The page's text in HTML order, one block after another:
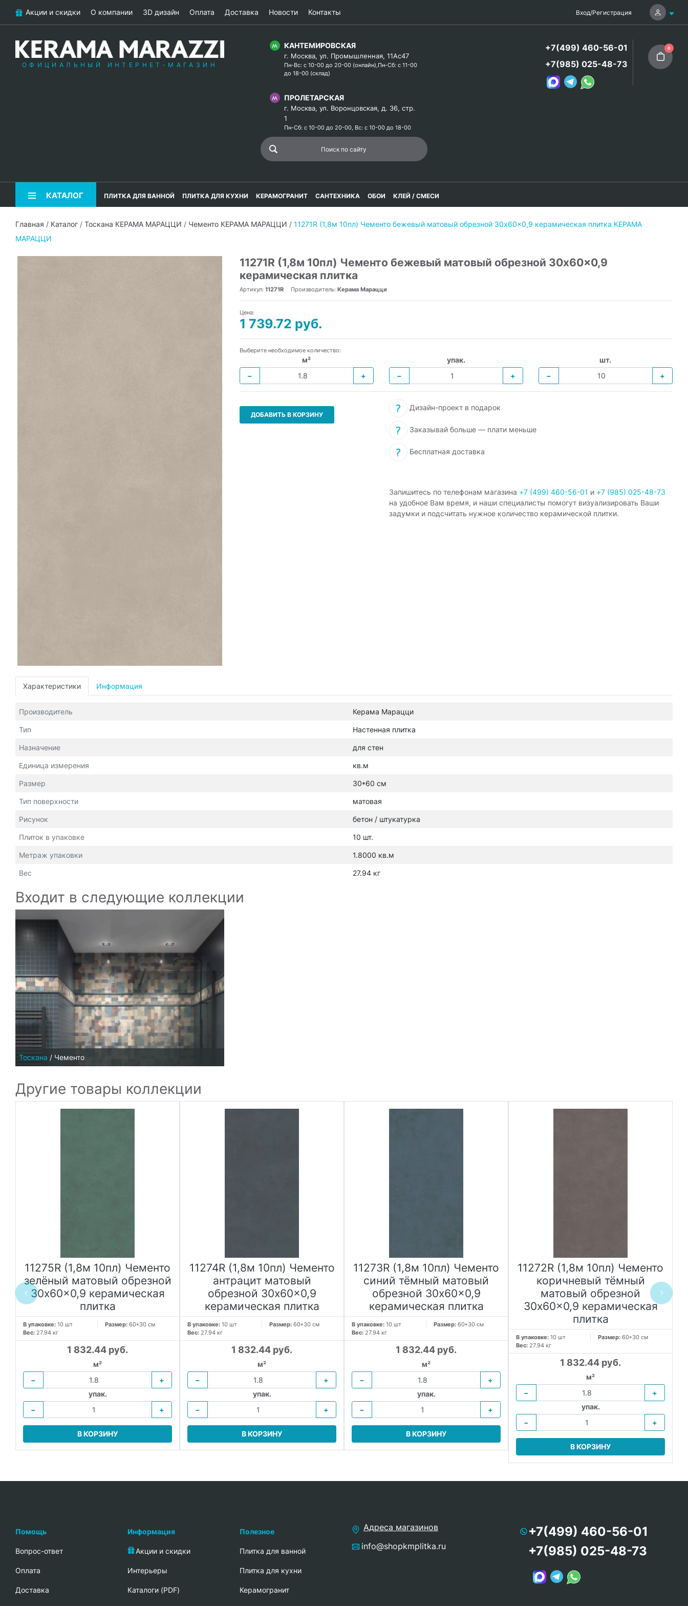
Акции и скидки О компании 3D дизайн Оплата Доставка Новости Контакты Вход/Регистрация
ОФИЦИАЛЬНЫЙ ИНТЕРНЕТ-МАГАЗИН
КАНТЕМИРОВСКАЯ
г. Москва, ул. Промышленная, 11Ас47
Пн-Вс: с 10-00 до 20-00 (онлайн),Пн-Сб: с 11-00
до 18-00 (склад)
ПРОЛЕТАРСКАЯ
г. Москва, ул. Воронцовская, д. 36, стр.
1
Пн-Сб: с 10-00 до 20-00, Вс: с 10-00 до 18-00
+7(499) 460-56-01
+7(985) 025-48-73
0
КАТАЛОГ ПЛИТКА ДЛЯ ВАННОЙ ПЛИТКА ДЛЯ КУХНИ КЕРАМОГРАНИТ САНТЕХНИКА ОБОИ КЛЕЙ / СМЕСИ
Главная / Каталог / Тоскана КЕРАМА МАРАЦЦИ / Чементо КЕРАМА МАРАЦЦИ / 11271R (1,8м 10пл) Чементо бежевый матовый обрезной 30x60x0,9 керамическая плитка КЕРАМА
МАРАЦЦИ
11271R (1,8м 10пл) Чементо бежевый матовый обрезной 30x60x0,9
керамическая плитка
Артикул: 11271R Производитель: Керама Марацци
Цена:
1 739.72 руб.
Выберите необходимое количество:
м²
−
+
упак.
−
+
шт.
−
+
ДОБАВИТЬ В КОРЗИНУ
Дизайн-проект в подарок
Заказывай больше — плати меньше
Бесплатная доставка
Запишитесь по телефонам магазина +7 (499) 460-56-01 и +7 (985) 025-48-73
на удобное Вам время, и наши специалисты помогут визуализировать Ваши
задумки и подсчитать нужное количество керамической плитки.
Характеристики Информация
Производитель Керама Марацци
Тип Настенная плитка
Назначение для стен
Единица измерения кв.м
Размер 30*60 см
Тип поверхности матовая
Рисунок бетон / штукатурка
Плиток в упаковке 10 шт.
Метраж упаковки 1.8000 кв.м
Вес 27.94 кг
Входит в следующие коллекции
Тоскана / Чементо
Другие товары коллекции
11275R (1,8м 10пл) Чементо
зелёный матовый обрезной
30x60x0,9 керамическая
плитка
В упаковке: 10 шт Размер: 60*30 см
Вес: 27.94 кг
1 832.44 руб.
м²
−
+
упак.
−
+
В КОРЗИНУ
11274R (1,8м 10пл) Чементо
антрацит матовый
обрезной 30x60x0,9
керамическая плитка
В упаковке: 10 шт Размер: 60*30 см
Вес: 27.94 кг
1 832.44 руб.
м²
−
+
упак.
−
+
В КОРЗИНУ
11273R (1,8м 10пл) Чементо
синий тёмный матовый
обрезной 30x60x0,9
керамическая плитка
В упаковке: 10 шт Размер: 60*30 см
Вес: 27.94 кг
1 832.44 руб.
м²
−
+
упак.
−
+
В КОРЗИНУ
11272R (1,8м 10пл) Чементо
коричневый тёмный
матовый обрезной
30x60x0,9 керамическая
плитка
В упаковке: 10 шт Размер: 60*30 см
Вес: 27.94 кг
1 832.44 руб.
м²
−
+
упак.
−
+
В КОРЗИНУ
Помощь
Вопрос-ответ
Oплата
Доставка
Информация
Акции и скидки
Интерьеры
Каталоги (PDF)
Полезное
Плитка для ванной
Плитка для кухни
Керамогранит
Адреса магазинов
info@shopkmplitka.ru
+7(499) 460-56-01
+7(985) 025-48-73